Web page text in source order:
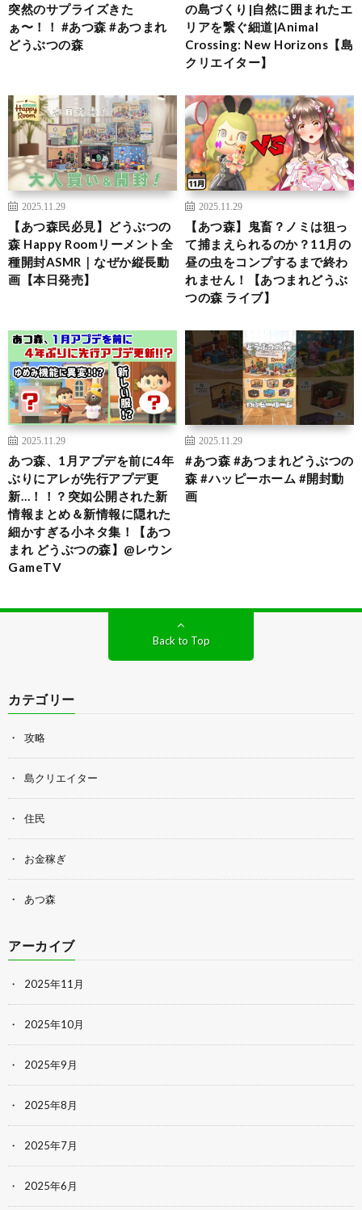
突然のサプライズきた
ぁ〜！！ #あつ森 #あつまれ
どうぶつの森
の島づくり|自然に囲まれたエ
リアを繋ぐ細道|Animal
Crossing: New Horizons【島
クリエイター】
2025.11.29
【あつ森民必見】どうぶつの
森 Happy Roomリーメント全
種開封ASMR｜なぜか縦長動
画【本日発売】
2025.11.29
【あつ森】鬼畜？ノミは狙っ
て捕まえられるのか？11月の
昼の虫をコンプするまで終わ
れません！【あつまれどうぶ
つの森 ライブ】
2025.11.29
あつ森、1月アプデを前に4年
ぶりにアレが先行アプデ更
新…！！？突如公開された新
情報まとめ＆新情報に隠れた
細かすぎる小ネタ集！【あつ
まれ どうぶつの森】@レウン
GameTV
2025.11.29
#あつ森 #あつまれどうぶつの
森 #ハッピーホーム #開封動
画
Back to Top
カテゴリー
攻略
島クリエイター
住民
お金稼ぎ
あつ森
アーカイブ
2025年11月
2025年10月
2025年9月
2025年8月
2025年7月
2025年6月